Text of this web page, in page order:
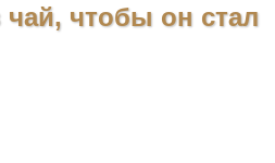
чтобы он стал